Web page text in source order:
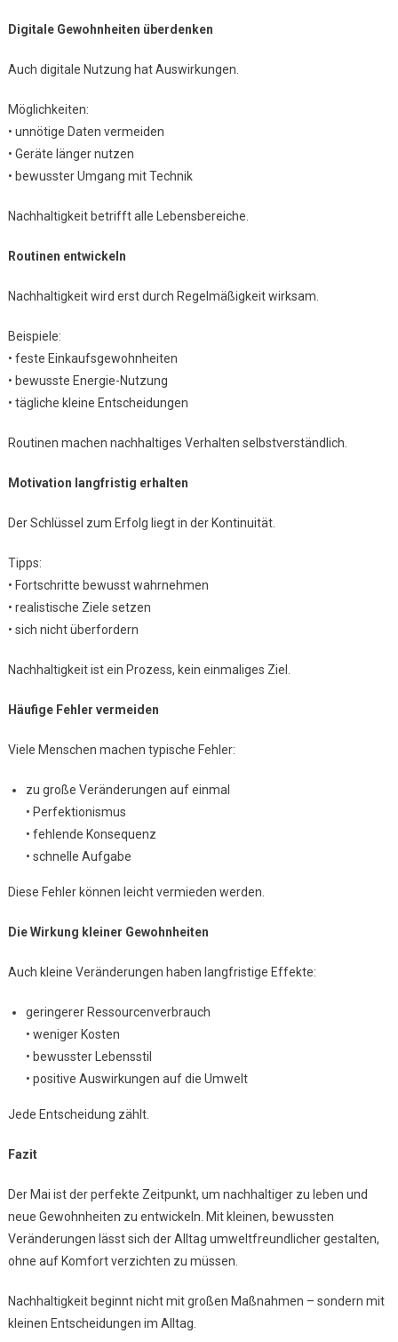
Digitale Gewohnheiten überdenken
Auch digitale Nutzung hat Auswirkungen.
Möglichkeiten:
• unnötige Daten vermeiden
• Geräte länger nutzen
• bewusster Umgang mit Technik
Nachhaltigkeit betrifft alle Lebensbereiche.
Routinen entwickeln
Nachhaltigkeit wird erst durch Regelmäßigkeit wirksam.
Beispiele:
• feste Einkaufsgewohnheiten
• bewusste Energie-Nutzung
• tägliche kleine Entscheidungen
Routinen machen nachhaltiges Verhalten selbstverständlich.
Motivation langfristig erhalten
Der Schlüssel zum Erfolg liegt in der Kontinuität.
Tipps:
• Fortschritte bewusst wahrnehmen
• realistische Ziele setzen
• sich nicht überfordern
Nachhaltigkeit ist ein Prozess, kein einmaliges Ziel.
Häufige Fehler vermeiden
Viele Menschen machen typische Fehler:
zu große Veränderungen auf einmal
• Perfektionismus
• fehlende Konsequenz
• schnelle Aufgabe
Diese Fehler können leicht vermieden werden.
Die Wirkung kleiner Gewohnheiten
Auch kleine Veränderungen haben langfristige Effekte:
geringerer Ressourcenverbrauch
• weniger Kosten
• bewusster Lebensstil
• positive Auswirkungen auf die Umwelt
Jede Entscheidung zählt.
Fazit
Der Mai ist der perfekte Zeitpunkt, um nachhaltiger zu leben und
neue Gewohnheiten zu entwickeln. Mit kleinen, bewussten
Veränderungen lässt sich der Alltag umweltfreundlicher gestalten,
ohne auf Komfort verzichten zu müssen.
Nachhaltigkeit beginnt nicht mit großen Maßnahmen – sondern mit
kleinen Entscheidungen im Alltag.